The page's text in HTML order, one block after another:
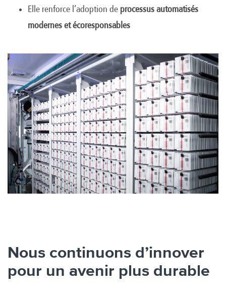
Elle renforce l’adoption de processus automatisés
modernes et écoresponsables
Nous continuons d’innover
pour un avenir plus durable